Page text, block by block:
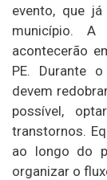
evento, que
município.
acontecerão
PE. Durante
devem
possível,
transtornos.
ao longo do
organizar o